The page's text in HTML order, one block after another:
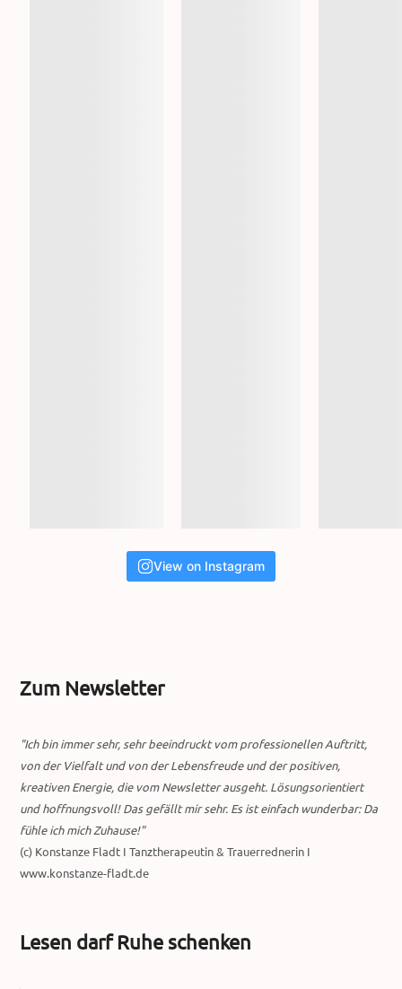
View on Instagram
Zum Newsletter
"Ich bin immer sehr, sehr beeindruckt vom professionellen Auftritt,
von der Vielfalt und von der Lebensfreude und der positiven,
kreativen Energie, die vom Newsletter ausgeht. Lösungsorientiert
und hoffnungsvoll! Das gefällt mir sehr. Es ist einfach wunderbar: Da
fühle ich mich Zuhause!"
(c) Konstanze Fladt I Tanztherapeutin & Trauerrednerin I
www.konstanze-fladt.de
Lesen darf Ruhe schenken